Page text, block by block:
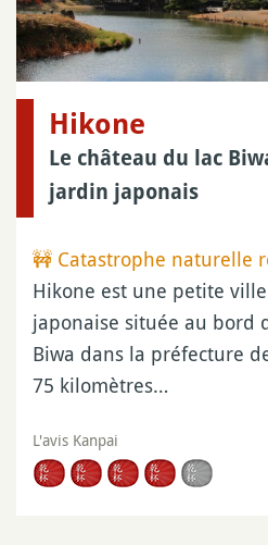
Hikone
Le château du lac
jardin japonais
🚧 Catastrophe naturelle
Hikone est une petite ville
japonaise située au bord
Biwa dans la préfecture
75 kilomètres…
L'avis Kanpai